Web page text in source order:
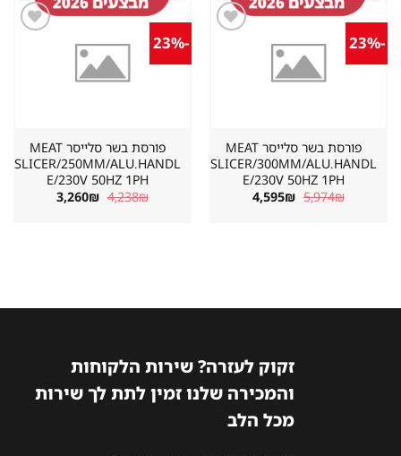
פורסת בשר סלייסר MEAT
SLICER/300MM/ALU.HANDL
E/230V 50HZ 1PH
5,974 המחיר
המקורי
4,595 ₪ המחיר
הנוכחי
פורסת בשר סלייסר MEAT
SLICER/250MM/ALU.HANDL
E/230V 50HZ 1PH
4,238 המחיר
המקורי
3,260 ₪ המחיר
הנוכחי
זקוק לעזרה? שירות הלקוחות
והמכירה שלנו זמין לתת לך שירות
מכל הלב